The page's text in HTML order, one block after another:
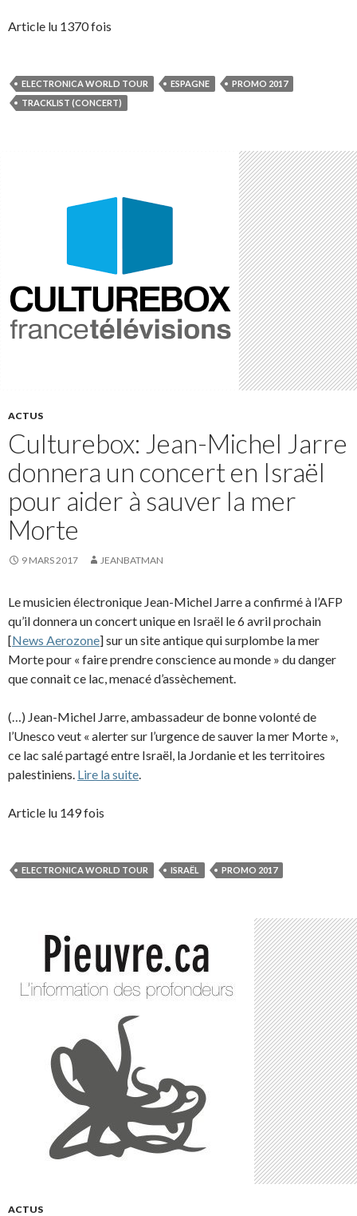
Article lu 1370 fois
ELECTRONICA WORLD TOUR ESPAGNE
PROMO 2017
TRACKLIST (CONCERT)
ACTUS
Culturebox: Jean-Michel Jarre
donnera un concert en Israël
pour aider à sauver la mer
Morte
9 MARS 2017 JEANBATMAN
Le musicien électronique Jean-Michel Jarre a confirmé à l’AFP
qu’il donnera un concert unique en Israël le 6 avril prochain
[News Aerozone] sur un site antique qui surplombe la mer
Morte pour « faire prendre conscience au monde » du danger
que connait ce lac, menacé d’assèchement.
(…) Jean-Michel Jarre, ambassadeur de bonne volonté de
l’Unesco veut « alerter sur l’urgence de sauver la mer Morte »,
ce lac salé partagé entre Israël, la Jordanie et les territoires
palestiniens. Lire la suite.
Article lu 149 fois
ELECTRONICA WORLD TOUR ISRAËL PROMO 2017
ACTUS